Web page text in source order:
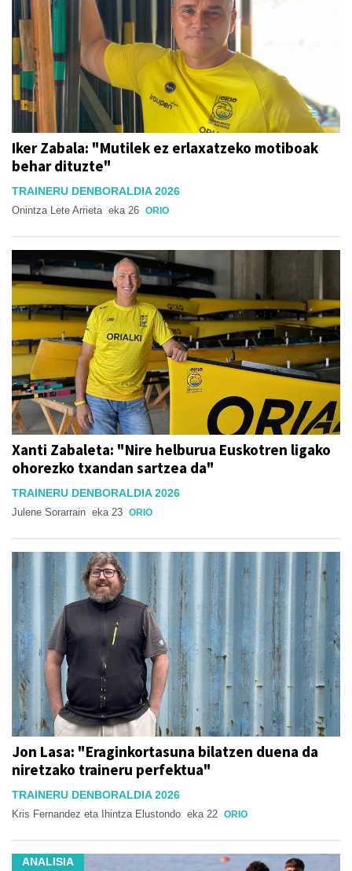
Iker Zabala: "Mutilek ez erlaxatzeko motiboak
behar dituzte"
TRAINERU DENBORALDIA 2026
Onintza Lete Arrieta eka 26 ORIO
Xanti Zabaleta: "Nire helburua Euskotren ligako
ohorezko txandan sartzea da"
TRAINERU DENBORALDIA 2026
Julene Sorarrain eka 23 ORIO
Jon Lasa: "Eraginkortasuna bilatzen duena da
niretzako traineru perfektua"
TRAINERU DENBORALDIA 2026
Kris Fernandez eta Ihintza Elustondo eka 22 ORIO
ANALISIA